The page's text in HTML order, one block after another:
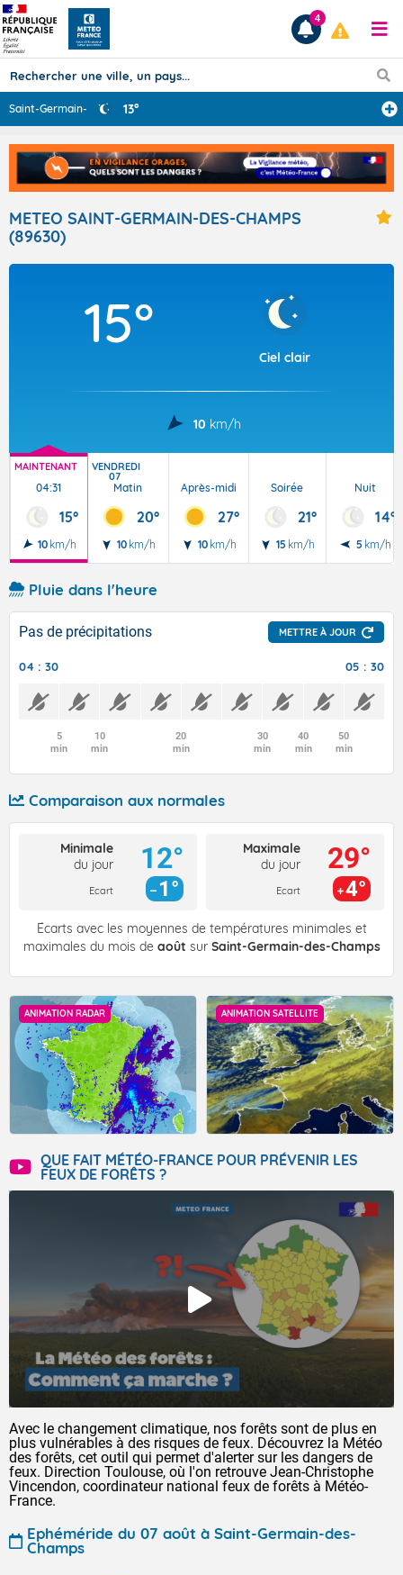
Prévisions
TOUS LES RÉSULTATS
4
Saint-Germain-d ... 13°
METEO SAINT-GERMAIN-DES-CHAMPS
(89630)
15°
Ciel clair
10 km/h
MAINTENANT
04:31
15°
10 km/h
VENDREDI
07
Matin
20°
10 km/h
Après-midi
27°
10 km/h
Soirée
21°
15 km/h
Nuit
14°
5 km/h
Pluie dans l'heure
Pas de précipitations METTRE À JOUR
04 : 30 05 : 30
5
min
10
min
20
min
30
min
40
min
50
min
Comparaison aux normales
Minimale
du jour
Ecart
12°
1°
Maximale
du jour
Ecart
29°
4°
Écarts avec les moyennes de températures minimales et
maximales du mois de août sur Saint-Germain-des-Champs
ANIMATION RADAR ANIMATION SATELLITE
QUE FAIT MÉTÉO-FRANCE POUR PRÉVENIR LES
FEUX DE FORÊTS ?
Avec le changement climatique, nos forêts sont de plus en
plus vulnérables à des risques de feux. Découvrez la Météo
des forêts, cet outil qui permet d'alerter sur les dangers de
feux. Direction Toulouse, où l'on retrouve Jean-Christophe
Vincendon, coordinateur national feux de forêts à Météo-
France.
Ephéméride du 07 août à Saint-Germain-des-
Champs